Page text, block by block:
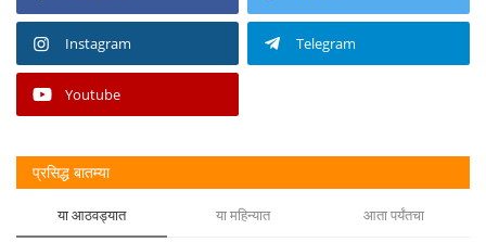
Instagram Telegram
Youtube
प्रसिद्ध बातम्या
या आठवड्यात या महिन्यात आता पर्यंतचा